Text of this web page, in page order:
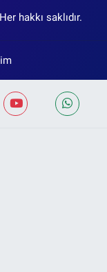
hakkı saklıdır.